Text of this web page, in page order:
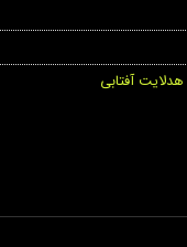
هدلایت آفتابی